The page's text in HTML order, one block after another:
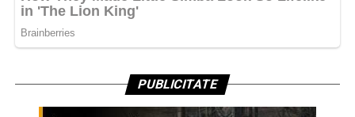
PUBLICITATE